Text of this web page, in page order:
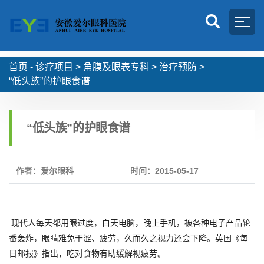
首页 - 诊疗项目 > 角膜及眼表专科 > 治疗预防 >
“低头族”的护眼食谱
“低头族”的护眼食谱
作者：爱尔眼科 时间：2015-05-17
现代人每天都用眼过度，白天电脑，晚上手机，被各种电子产品轮
番轰炸，眼睛难免干涩、疲劳，久而久之视力还会下降。英国《每
日邮报》指出，吃对食物有助缓解视疲劳。